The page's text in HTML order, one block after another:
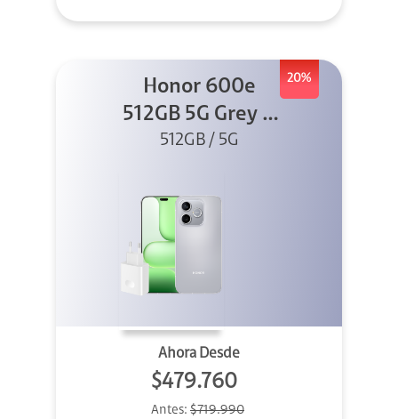
20%
Honor 600e
512GB 5G Grey +
45W
512GB / 5G
Ahora Desde
$479.760
Antes: $719.990